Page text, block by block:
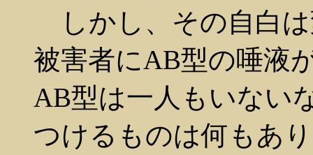
しかし、その自白
被害者にAB型の唾液
AB型は一人もいない
つけるものは何もあ